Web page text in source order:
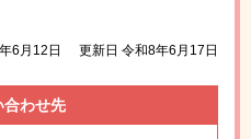
6月12日 更新日 令和8年6月17日
合わせ先